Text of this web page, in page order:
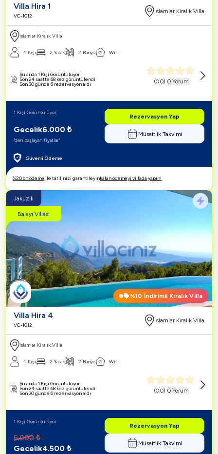
Villa Hira 1
VC-1012
İslamlar Kiralık Villa
İslamlar Kiralık Villa
4 Kişi 2 Yatak 2 Banyo Wifi
(0.0) 0 Yorum
Şu anda 1 Kişi Görüntülüyor
Son 24 saatte 68 kez görüntülendi
Son 30 günde 6 rezervasyon aldı
Güvenli Ödeme
Gecelik6.000 ₺
"den başlayan fiyatlar"
1 Kişi Görüntülüyor
Rezervasyon Yap
Müsaitlik Takvimi
%20 ön ödeme,ile tatilinizi garantileyinkalan ödemeyi villada yapın!
Jakuzili
Balayı Villası
%10 İndirimli Kiralık Villa
Villa Hira 4
VC-1012
İslamlar Kiralık Villa
İslamlar Kiralık Villa
4 Kişi 2 Yatak 2 Banyo Wifi
(0.0) 0 Yorum
Şu anda 1 Kişi Görüntülüyor
Son 24 saatte 68 kez görüntülendi
Son 30 günde 6 rezervasyon aldı
5.000 ₺
Gecelik4.500 ₺
1 Kişi Görüntülüyor
Rezervasyon Yap
Müsaitlik Takvimi